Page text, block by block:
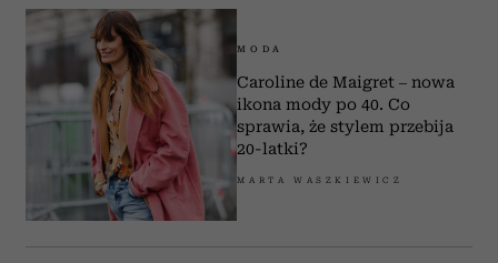
MODA
Caroline de Maigret – nowa
ikona mody po 40. Co
sprawia, że stylem przebija
20-latki?
MARTA WASZKIEWICZ